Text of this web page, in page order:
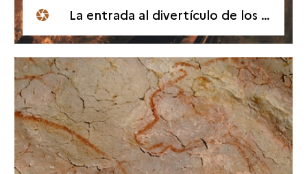
La entrada al divertículo de los Osos